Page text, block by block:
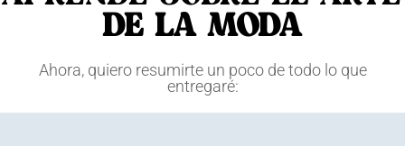
DE LA MODA
Ahora, quiero resumirte un poco de todo lo que
entregaré: